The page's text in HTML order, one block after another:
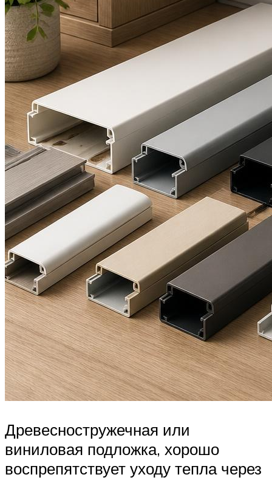
Древесностружечная или
виниловая подложка, хорошо
воспрепятствует уходу тепла через